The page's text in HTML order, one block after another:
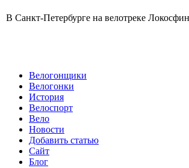
В Санкт-Петербурге на велотреке
Велогонщики
Велогонки
История
Велоспорт
Вело
Новости
Добавить статью
Сайт
Блог